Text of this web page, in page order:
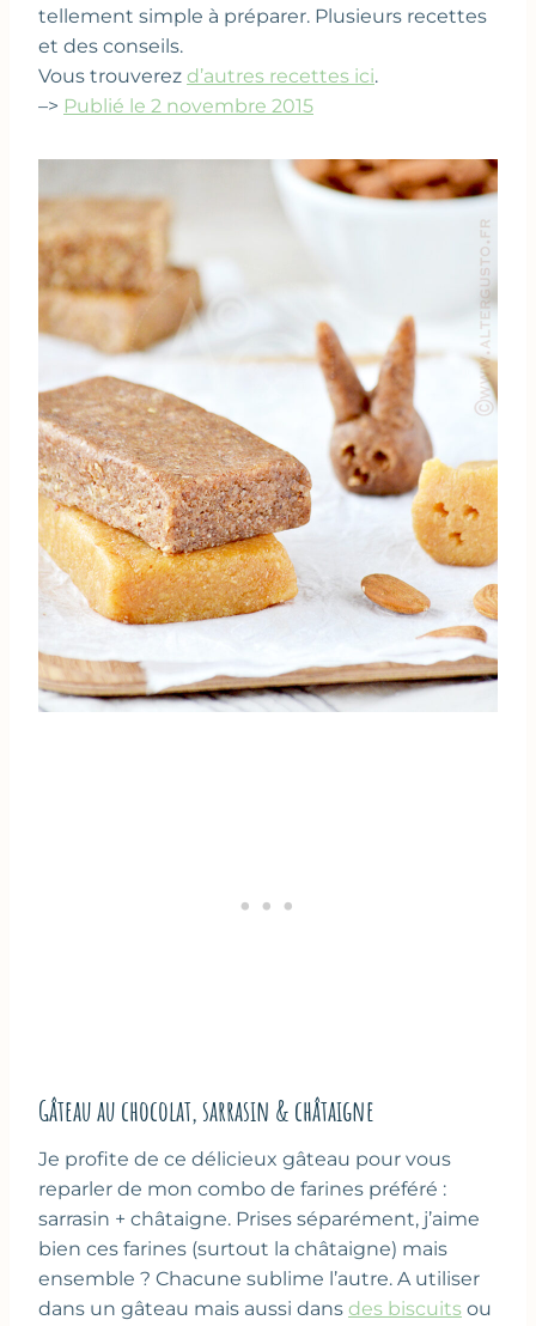
tellement simple à préparer. Plusieurs recettes
et des conseils.
Vous trouverez d’autres recettes ici.
–> Publié le 2 novembre 2015
Gâteau au chocolat, sarrasin & châtaigne
Je profite de ce délicieux gâteau pour vous
reparler de mon combo de farines préféré :
sarrasin + châtaigne. Prises séparément, j’aime
bien ces farines (surtout la châtaigne) mais
ensemble ? Chacune sublime l’autre. A utiliser
dans un gâteau mais aussi dans des biscuits ou